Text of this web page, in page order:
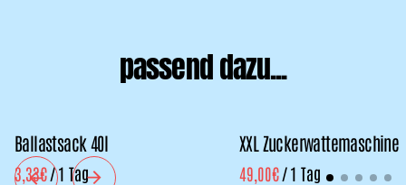
passend dazu...
Ballastsack 40l
/
XXL Zuckerwattemaschine
/